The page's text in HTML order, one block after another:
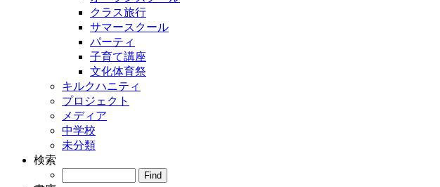
クラス旅行
サマースクール
パーティ
子育て講座
文化体育祭
キルクハニティ
プロジェクト
メディア
中学校
未分類
検索